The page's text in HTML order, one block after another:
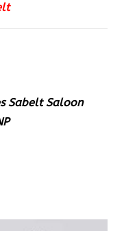
Sabelt Saloon